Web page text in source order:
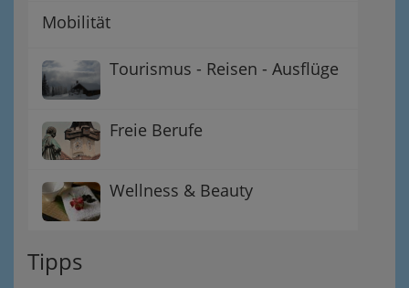
Mobilität
Tourismus - Reisen - Ausflüge
Freie Berufe
Wellness & Beauty
Tipps